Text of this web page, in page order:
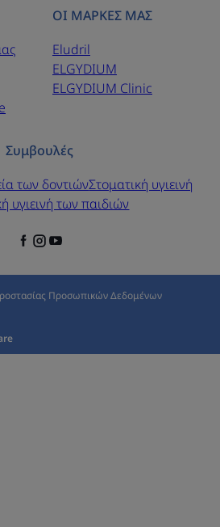
ΟΙ ΜΑΡΚΕΣ ΜΑΣ
Eludril
ELGYDIUM
ELGYDIUM Clinic
Συμβουλές
των δοντιώνΣτοματική υγιεινή
υγιεινή των παιδιών
Προσωπικών Δεδομένων